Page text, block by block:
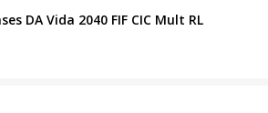
DA Vida 2040 FIF CIC Mult RL